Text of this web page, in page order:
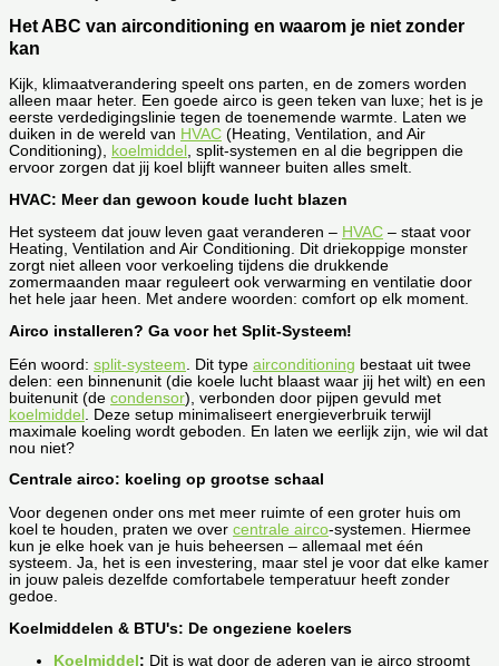
Het ABC van airconditioning en waarom je niet zonder
kan
Kijk, klimaatverandering speelt ons parten, en de zomers worden
alleen maar heter. Een goede airco is geen teken van luxe; het is je
eerste verdedigingslinie tegen de toenemende warmte. Laten we
duiken in de wereld van HVAC (Heating, Ventilation, and Air
Conditioning), koelmiddel , split-systemen en al die begrippen die
ervoor zorgen dat jij koel blijft wanneer buiten alles smelt.
HVAC: Meer dan gewoon koude lucht blazen
Het systeem dat jouw leven gaat veranderen – HVAC – staat voor
Heating, Ventilation and Air Conditioning. Dit driekoppige monster
zorgt niet alleen voor verkoeling tijdens die drukkende
zomermaanden maar reguleert ook verwarming en ventilatie door
het hele jaar heen. Met andere woorden: comfort op elk moment.
Airco installeren? Ga voor het Split-Systeem!
Eén woord: split-systeem . Dit type airconditioning bestaat uit twee
delen: een binnenunit (die koele lucht blaast waar jij het wilt) en een
buitenunit (de condensor), verbonden door pijpen gevuld met
koelmiddel . Deze setup minimaliseert energieverbruik terwijl
maximale koeling wordt geboden. En laten we eerlijk zijn, wie wil dat
nou niet?
Centrale airco: koeling op grootse schaal
Voor degenen onder ons met meer ruimte of een groter huis om
koel te houden, praten we over centrale airco-systemen. Hiermee
kun je elke hoek van je huis beheersen – allemaal met één
systeem. Ja, het is een investering, maar stel je voor dat elke kamer
in jouw paleis dezelfde comfortabele temperatuur heeft zonder
gedoe.
Koelmiddelen & BTU's: De ongeziene koelers
Koelmiddel : Dit is wat door de aderen van je airco stroomt